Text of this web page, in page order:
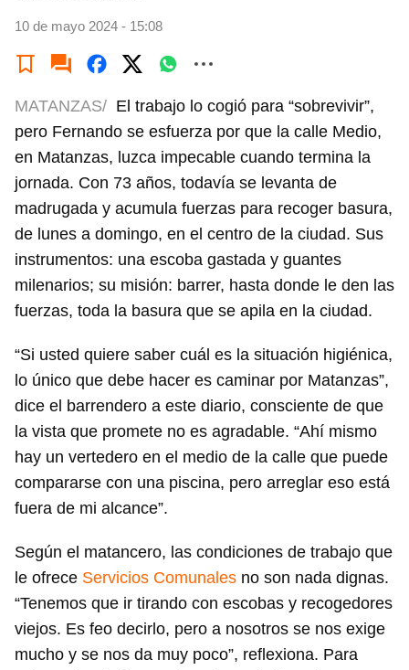
10 de mayo 2024 - 15:08
MATANZAS/ El trabajo lo cogió para “sobrevivir”,
pero Fernando se esfuerza por que la calle Medio,
en Matanzas, luzca impecable cuando termina la
jornada. Con 73 años, todavía se levanta de
madrugada y acumula fuerzas para recoger basura,
de lunes a domingo, en el centro de la ciudad. Sus
instrumentos: una escoba gastada y guantes
milenarios; su misión: barrer, hasta donde le den las
fuerzas, toda la basura que se apila en la ciudad.
“Si usted quiere saber cuál es la situación higiénica,
lo único que debe hacer es caminar por Matanzas”,
dice el barrendero a este diario, consciente de que
la vista que promete no es agradable. “Ahí mismo
hay un vertedero en el medio de la calle que puede
compararse con una piscina, pero arreglar eso está
fuera de mi alcance”.
Según el matancero, las condiciones de trabajo que
le ofrece Servicios Comunales no son nada dignas.
“Tenemos que ir tirando con escobas y recogedores
viejos. Es feo decirlo, pero a nosotros se nos exige
mucho y se nos da muy poco”, reflexiona. Para